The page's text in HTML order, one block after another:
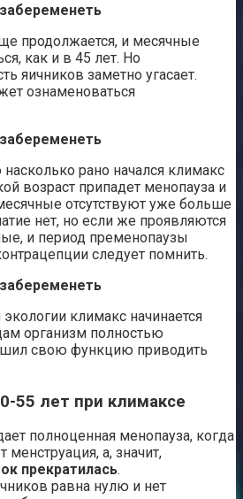
продолжается, и месячные
как и в 45 лет. Но
яичников заметно угасает.
ознаменоваться
насколько рано начался климакс
возраст припадет менопауза и
отсутствуют уже больше
нет, но если же проявляются
и период пременопаузы
следует помнить.
климакс начинается
организм полностью
свою функцию приводить
55 лет при климаксе
полноценная менопауза, когда
менструация, а, значит,
прекратилась.
равна нулю и нет